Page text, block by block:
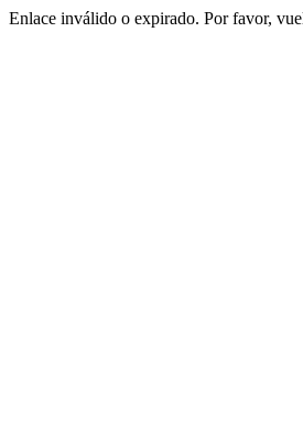
Enlace inválido o expirado. Por favor,